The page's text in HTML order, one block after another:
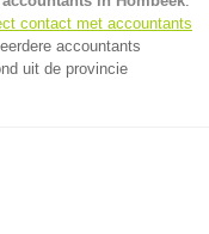
contact met accountants
accountants
uit de provincie